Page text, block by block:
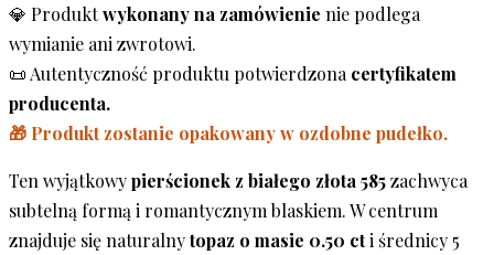
💎 Produktwykonany na zamówienie nie podlega
wymianie ani zwrotowi.
📜 Autentyczność produktu potwierdzona certyfikatem
producenta.
🎁 Produkt zostanie opakowany w ozdobne pudełko.
Ten wyjątkowypierścionek z białego złota 585zachwyca
subtelną formą i romantycznym blaskiem. W centrum
znajduje się naturalnytopaz o masie 0.50 cti średnicy 5